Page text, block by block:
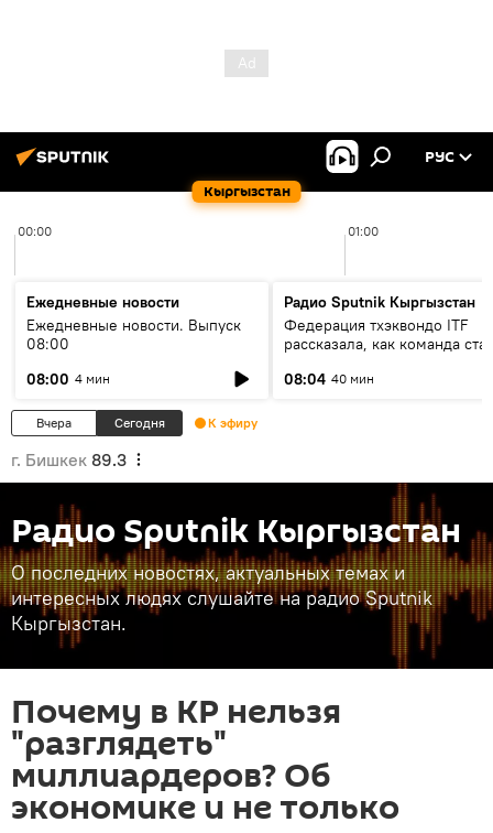
Кыргызстан
РУС
00:00 01:00
Ежедневные новости
Ежедневные новости. Выпуск
08:00
08:00 4 мин
Радио Sputnik Кыргызстан
Федерация тхэквондо ITF
рассказала, как команда
08:04 40 мин
Вчера Сегодня К эфиру
г. Бишкек 89.3
Радио Sputnik Кыргызстан
О последних новостях, актуальных темах и
интересных людях слушайте на радио Sputnik
Кыргызстан.
Почему в КР нельзя
"разглядеть"
миллиардеров? Об
экономике и не только